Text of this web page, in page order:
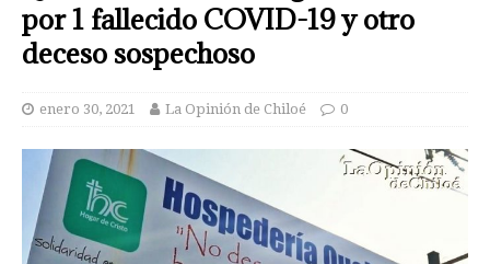
por 1 fallecido COVID-19 y otro
deceso sospechoso
enero 30, 2021 La Opinión de Chiloé 0